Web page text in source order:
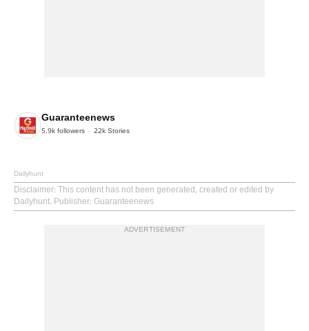
Guaranteenews
5.9k followers 22k Stories
Dailyhunt
Disclaimer: This content has not been generated, created or edited by
Dailyhunt. Publisher: Guaranteenews
ADVERTISEMENT